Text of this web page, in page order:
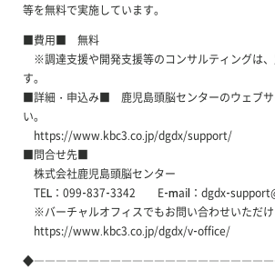
等を無料で実施しています。
■費用■ 無料
※調達支援や開発支援等のコンサルティングは
す。
■詳細・申込み■ 鹿児島頭脳センターのウェブサ
い。
https://www.kbc3.co.jp/dgdx/support/
■問合せ先■
株式会社鹿児島頭脳センター
TEL：099-837-3342 E-mail：dgdx-
※バーチャルオフィスでもお問い合わせいただけ
https://www.kbc3.co.jp/dgdx/v-office/